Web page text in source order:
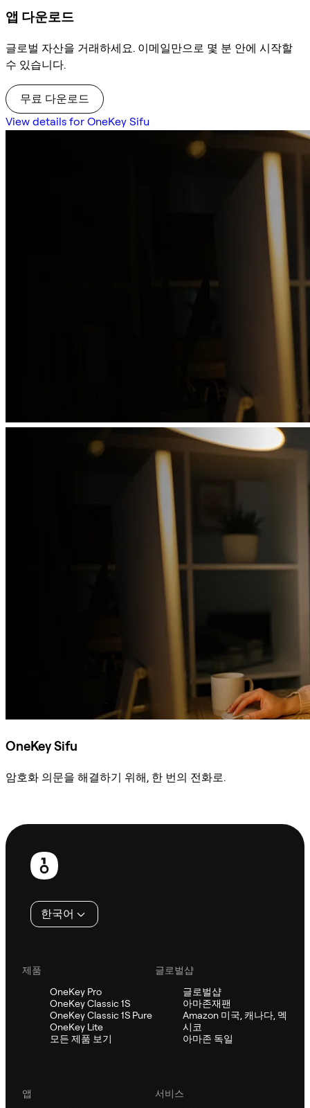
앱 다운로드
글로벌 자산을 거래하세요. 이메일만으로 몇 분 안에 시작할
수 있습니다.
무료 다운로드
View details for OneKey Sifu
OneKey Sifu
암호화 의문을 해결하기 위해, 한 번의 전화로.
보
한국어
제품
OneKey Pro
OneKey Classic 1S
OneKey Classic 1S Pure
OneKey Lite
모든 제품 보기
글로벌샵
글로벌샵
아마존재팬
Amazon 미국, 캐나다, 멕
시코
아마존 독일
앱
서비스